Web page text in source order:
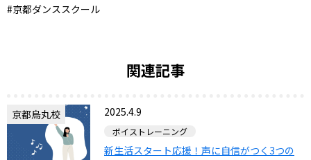
#京都ダンススクール
関連記事
京都烏丸校 2025.4.9
ボイストレーニング
新生活スタート応援！声に自信がつく3つの